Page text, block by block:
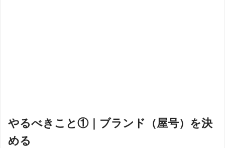
やるべきこと①｜ブランド（屋号）を決
める